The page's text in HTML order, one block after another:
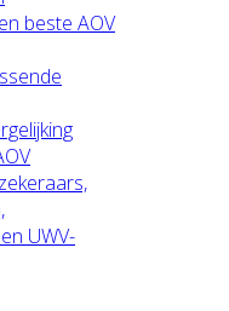
beste AOV
UWV-